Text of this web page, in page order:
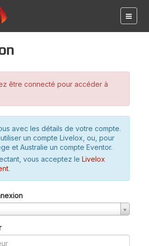
être connecté pour accéder à
avec les détails de votre compte.
un compte Livelox, ou, pour
et Australie un compte Eventor.
vous acceptez le Livelox
.